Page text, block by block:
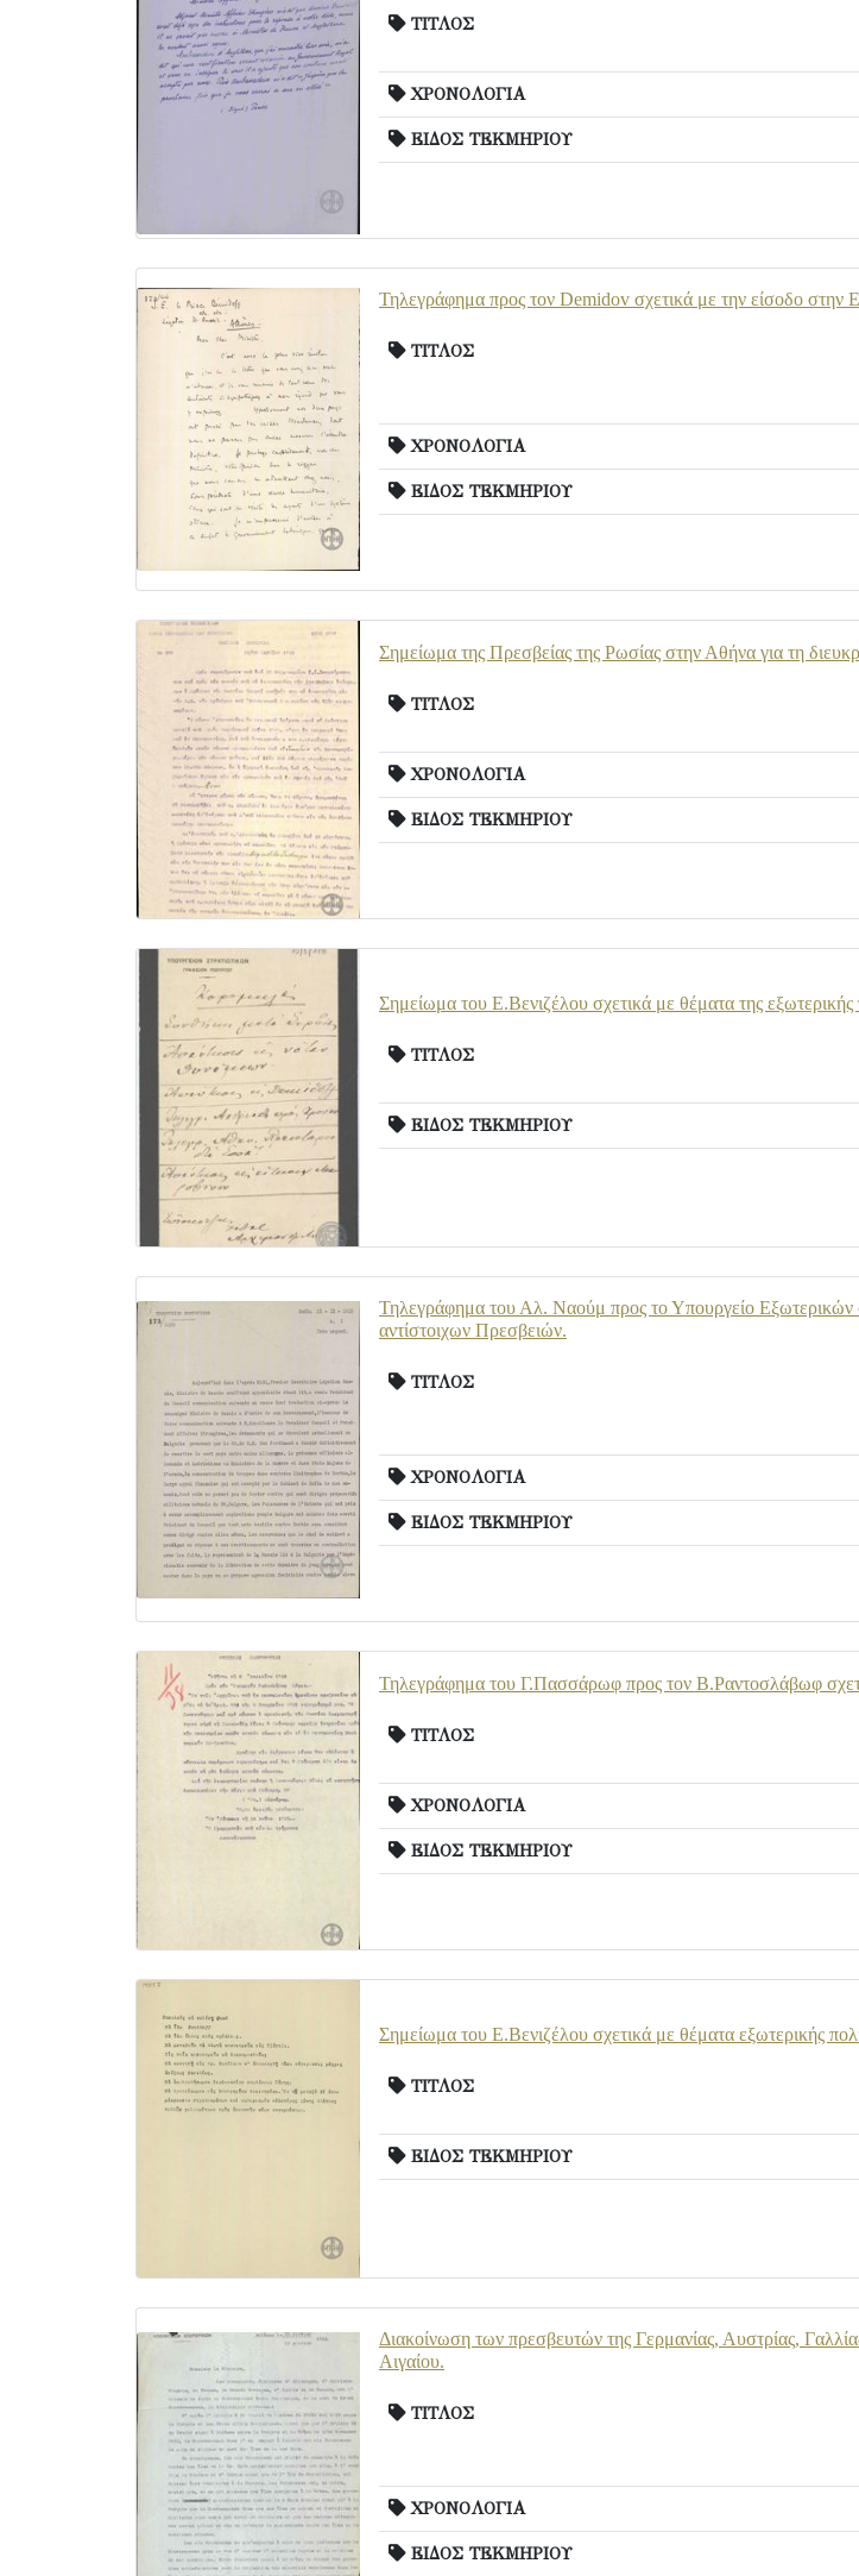
ΤΙΤΛΟΣ
ΧΡΟΝΟΛΟΓΙΑ
ΕΙΔΟΣ ΤΕΚΜΗΡΙΟΥ
Τηλεγράφημα προς τον Demidov σχετικά με την είσοδο
ΤΙΤΛΟΣ
ΧΡΟΝΟΛΟΓΙΑ
ΕΙΔΟΣ ΤΕΚΜΗΡΙΟΥ
Σημείωμα της Πρεσβείας της Ρωσίας στην Αθήνα για τη
ΤΙΤΛΟΣ
ΧΡΟΝΟΛΟΓΙΑ
ΕΙΔΟΣ ΤΕΚΜΗΡΙΟΥ
Σημείωμα του Ε.Βενιζέλου σχετικά με θέματα της εξωτερικής
ΤΙΤΛΟΣ
ΕΙΔΟΣ ΤΕΚΜΗΡΙΟΥ
Τηλεγράφημα του Αλ. Ναούμ προς το Υπουργείο Εξωτερικών
αντίστοιχων Πρεσβειών.
ΤΙΤΛΟΣ
ΧΡΟΝΟΛΟΓΙΑ
ΕΙΔΟΣ ΤΕΚΜΗΡΙΟΥ
Τηλεγράφημα του Γ.Πασσάρωφ προς τον Β.Ραντοσλάβωφ
ΤΙΤΛΟΣ
ΧΡΟΝΟΛΟΓΙΑ
ΕΙΔΟΣ ΤΕΚΜΗΡΙΟΥ
Σημείωμα του Ε.Βενιζέλου σχετικά με θέματα εξωτερικής
ΤΙΤΛΟΣ
ΕΙΔΟΣ ΤΕΚΜΗΡΙΟΥ
Διακοίνωση των πρεσβευτών της Γερμανίας, Αυστρίας,
Αιγαίου.
ΤΙΤΛΟΣ
ΧΡΟΝΟΛΟΓΙΑ
ΕΙΔΟΣ ΤΕΚΜΗΡΙΟΥ